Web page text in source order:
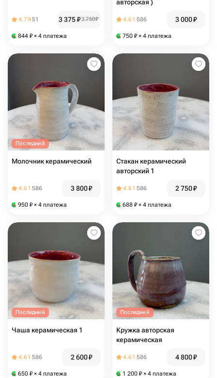
4.7951 3 375₽3 750₽
844 ₽ × 4 платежа
авторская )
4.61 586 3 000₽
750 ₽ × 4 платежа
Последний
Молочник керамический
4.61 586 3 800₽
950 ₽ × 4 платежа
Стакан керамический
авторский 1
4.61 586 2 750₽
688 ₽ × 4 платежа
Последний
Чаша керамическая 1
4.61 586 2 600₽
650 ₽ × 4 платежа
Последний
Кружка авторская
керамическая
4.61 586 4 800₽
1 200 ₽ × 4 платежа